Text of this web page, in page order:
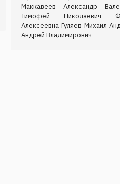
Маккавеев Александр
Тимофей Николаевич
Алексеевна Гуляев Михаил
Андрей Владимирович